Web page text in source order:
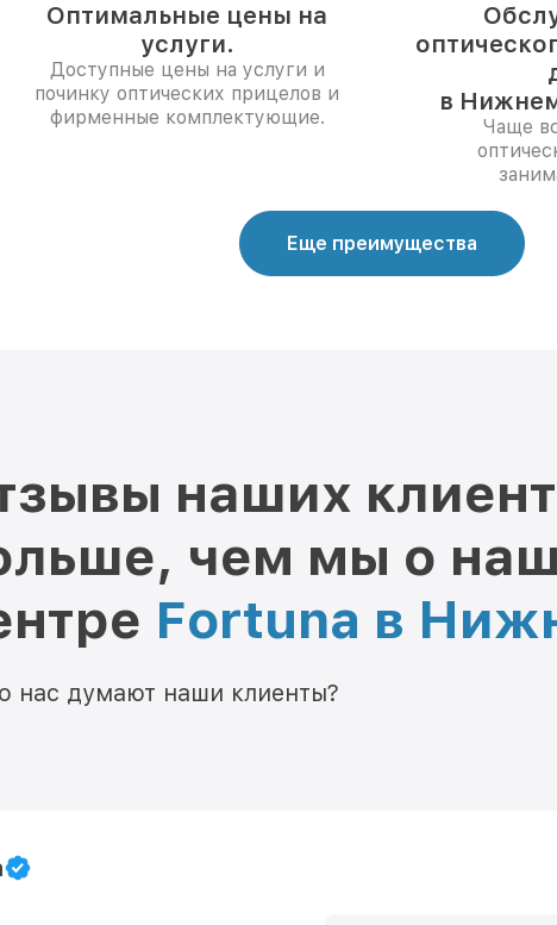
Оптимальные цены на
услуги.
Доступные цены на услуги и
починку оптических прицелов и
фирменные комплектующие.
в
Чаще
Еще преимущества
наших
чем мы о
Fortuna в
нас думают наши клиенты?